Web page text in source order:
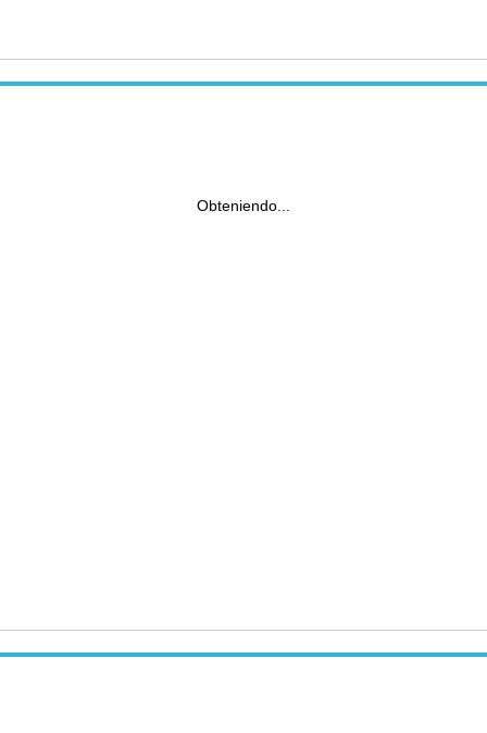
Obteniendo...